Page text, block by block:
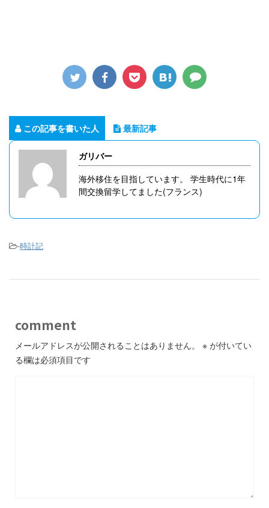
この記事を書いた人 最新記事
ガリバー
海外移住を目指しています。 学生時代に1年
間交換留学してました(フランス)
-時計記
comment
メールアドレスが公開されることはありません。 ※ が付いてい
る欄は必須項目です